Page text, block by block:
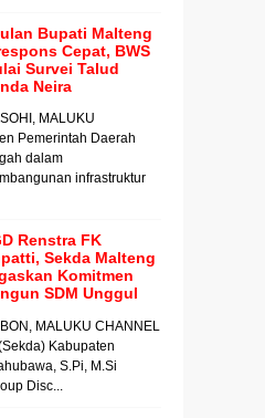
Bupati Malteng
Cepat, BWS
Survei Talud
Neira
MALUKU
Pemerintah Daerah
dalam
infrastruktur
Renstra FK
Sekda Malteng
Komitmen
SDM Unggul
MALUKU CHANNEL
Kabupaten
S.Pi, M.Si
Disc...